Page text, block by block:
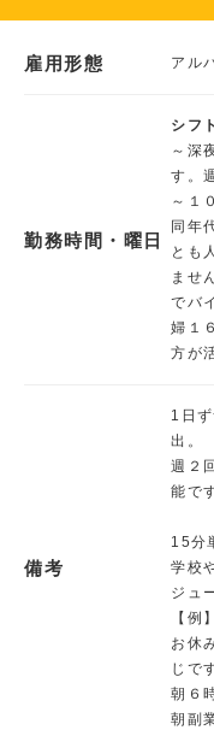
雇用形態 アル
勤務時間・曜日
シフ
～深
す。
～１
同年
とも
ませ
でバ
婦１
方が
備考
1日
出。
週２
能で
15分
学校
ジュ
【
お休
じで
朝６
朝副